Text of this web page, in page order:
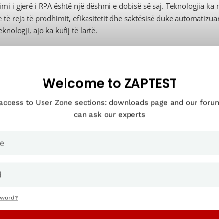
i gjerë i RPA është një dëshmi e dobisë së saj. Teknologjia
të reja të prodhimit, efikasitetit dhe saktësisë duke
ajo ka kufij të lartë.
transaksional është i
robotët RPA do të bluajnë besnikërisht proceset, ata kanë
kur hyrjet ose daljet ndryshojnë, bots duhet të
lufton me të dhënat e pastrukturuara
RPA janë ndërtuar për të ekzekutuar detyrat duke përdorur
në struktura të parashikueshme të të dhënave. Çdo
Welcome to ZAPTEST
to User Zone sections: downloads page and our
can ask our experts